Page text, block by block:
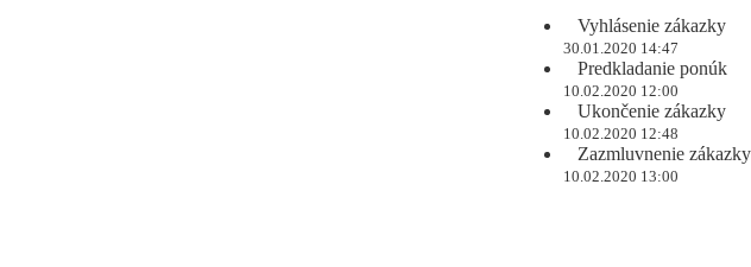
Vyhlásenie zákazky
30.01.2020 14:47
Predkladanie ponúk
10.02.2020 12:00
Ukončenie zákazky
10.02.2020 12:48
Zazmluvnenie zákazky
10.02.2020 13:00